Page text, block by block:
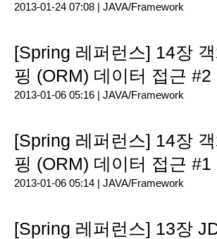
2013-01-24 07:08 | JAVA/Framework
[Spring 레퍼런스] 14장
핑 (ORM) 데이터 접근 #2
2013-01-06 05:16 | JAVA/Framework
[Spring 레퍼런스] 14장
핑 (ORM) 데이터 접근 #1
2013-01-06 05:14 | JAVA/Framework
[Spring 레퍼런스] 13장